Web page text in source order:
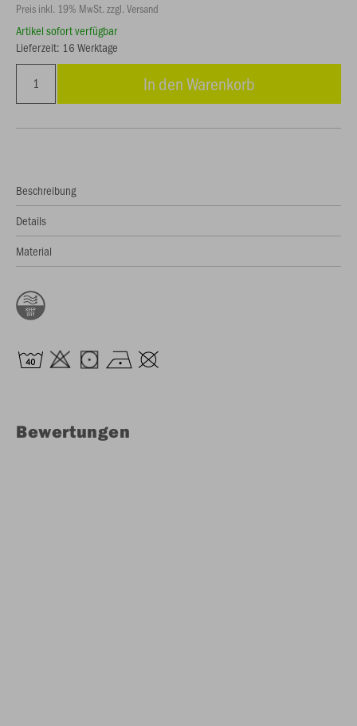
Preis inkl. 19% MwSt. zzgl. Versand
Artikel sofort verfügbar
Lieferzeit: 16 Werktage
In den Warenkorb
Beschreibung
Details
Material
Bewertungen